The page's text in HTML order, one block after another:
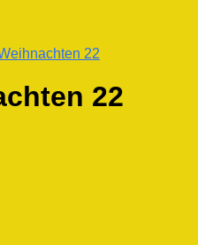
22
22